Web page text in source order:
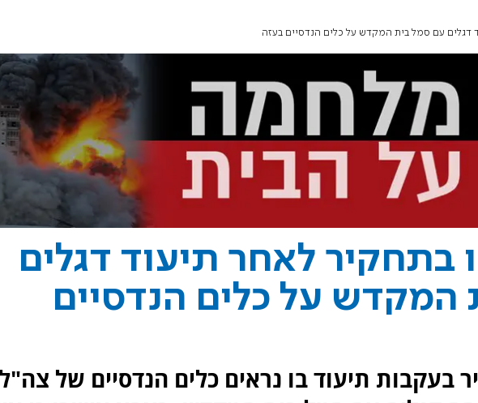
דגלים עם סמל בית המקדש על כלים הנדסיים בעזה
בתחקיר לאחר תיעוד דגלים
המקדש על כלים הנדסיים
בעקבות תיעוד בו נראים כלים הנדסיים של